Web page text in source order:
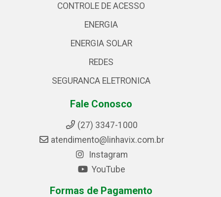
CONTROLE DE ACESSO
ENERGIA
ENERGIA SOLAR
REDES
SEGURANCA ELETRONICA
Fale Conosco
(27) 3347-1000
atendimento@linhavix.com.br
Instagram
YouTube
Formas de Pagamento